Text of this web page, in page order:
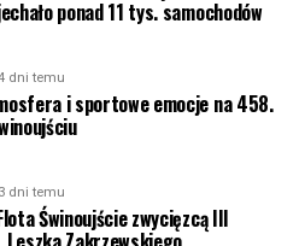
ponad 11 tys. samochodów
dni temu
i sportowe emocje na 458.
3 dni temu
Świnoujście zwycięzcą III